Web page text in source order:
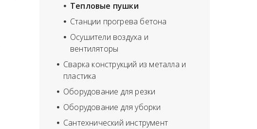
Тепловые пушки
Станции прогрева бетона
Oсушители воздуха и
вентиляторы
Сварка конструкций из металла и
пластика
Оборудование для резки
Оборудование для уборки
Сантехнический инструмент